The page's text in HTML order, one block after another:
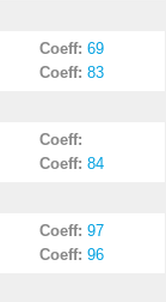
Coeff: 69
Coeff: 83
Coeff:
Coeff: 84
Coeff: 97
Coeff: 96